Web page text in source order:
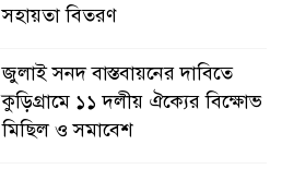
সহায়তা বিতরণ
জুলাই সনদ বাস্তবায়নের দাবিতে
কুড়িগ্রামে ১১ দলীয় ঐক্যের বিক্ষোভ
মিছিল ও সমাবেশ